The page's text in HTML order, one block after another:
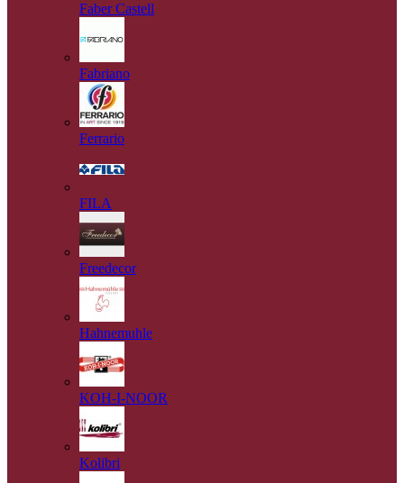
Faber Castell
Fabriano
Ferrario
FILA
Freedecor
Hahnemuhle
KOH-I-NOOR
Kolibri